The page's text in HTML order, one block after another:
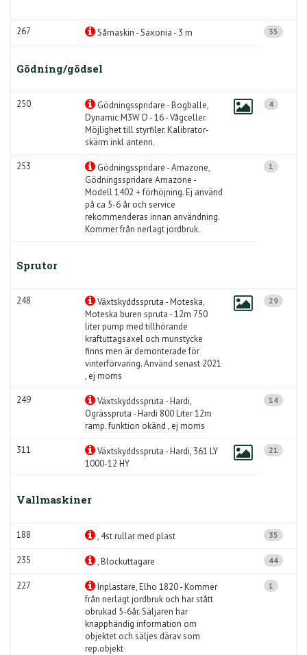
267 Såmaskin - Saxonia - 3 m 35
Gödning/gödsel
250
Gödningsspridare - Bogballe,
Dynamic M3W D - 16 - Vågceller.
Möjlighet till styrfiler. Kalibrator-
skärm inkl antenn.
4
253
Gödningsspridare - Amazone,
Gödningsspridare Amazone -
Modell 1402 + förhöjning. Ej använd
på ca 5-6 år och service
rekommenderas innan användning.
Kommer från nerlagt jordbruk.
1
Sprutor
248
Växtskyddsspruta - Moteska,
Moteska buren spruta - 12m 750
liter pump med tillhörande
kraftuttagsaxel och munstycke
finns men är demonterade för
vinterförvaring. Använd senast 2021
, ej moms
29
249
Växtskyddsspruta - Hardi,
Ogrässpruta - Hardi 800 Liter 12m
ramp. funktion okänd , ej moms
14
311
Växtskyddsspruta - Hardi, 361 LY
1000-12 HY
21
Vallmaskiner
188 , 4st rullar med plast 35
235 , Blockuttagare 44
227
Inplastare, Elho 1820 - Kommer
från nerlagt jordbruk och har stått
obrukad 5-6år. Säljaren har
knapphändig information om
objektet och säljes därav som
rep.objekt
1